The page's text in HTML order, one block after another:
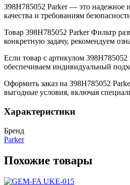
398H785052 Parker — это надежное
качества и требованиям
Товар 398H785052 Parker Фильтр
конкретную задачу, рекомендуем
Если товар с артикулом
обеспечиваем индивидуальный
Оформить заказ на 398H785052
выгодные условия, включая
Характеристики
Бренд
Parker
Похожие товары